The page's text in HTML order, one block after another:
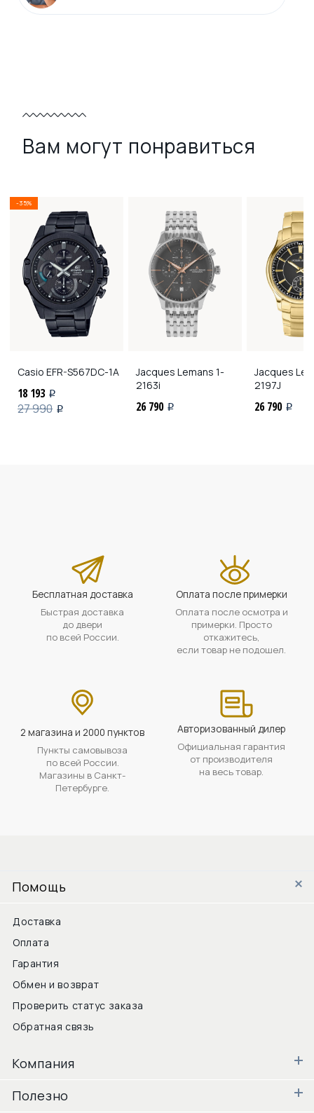
Вам могут понравиться
-35%
Casio EFR-S567DC-1A
18 193 i
27 990 i
Jacques Lemans 1-
2163i
26 790 i
Jacques
2197J
26 790 i
Бесплатная доставка
Быстрая доставка
до двери
по всей России.
Оплата после примерки
Оплата после осмотра и
примерки. Просто
откажитесь,
если товар не подошел.
2 магазина и 2000 пунктов
Пункты самовывоза
по всей России.
Магазины в Санкт-
Петербурге.
Авторизованный дилер
Официальная гарантия
от производителя
на весь товар.
Помощь
Доставка
Оплата
Гарантия
Обмен и возврат
Проверить статус заказа
Обратная связь
Компания
Полезно